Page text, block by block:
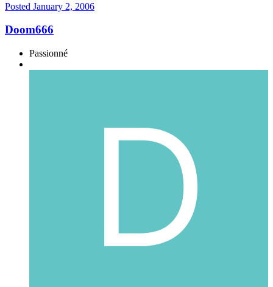
Posted January 2, 2006
Doom666
Passionné